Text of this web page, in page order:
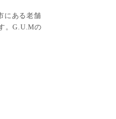
にある老舗
。G.U.Mの